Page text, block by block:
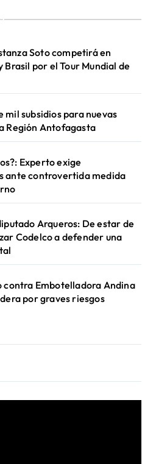
Soto competirá en
Brasil por el Tour Mundial de
mil subsidios para nuevas
Región Antofagasta
Experto exige
ante controvertida medida
Arqueros: De estar de
Codelco a defender una
contra Embotelladora Andina
por graves riesgos